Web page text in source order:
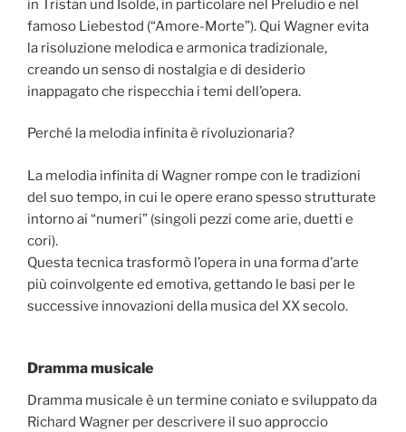
in Tristan und Isolde, in particolare nel Preludio e nel
famoso Liebestod (“Amore-Morte”). Qui Wagner evita
la risoluzione melodica e armonica tradizionale,
creando un senso di nostalgia e di desiderio
inappagato che rispecchia i temi dell’opera.
Perché la melodia infinita è rivoluzionaria?
La melodia infinita di Wagner rompe con le tradizioni
del suo tempo, in cui le opere erano spesso strutturate
intorno ai “numeri” (singoli pezzi come arie, duetti e
cori).
Questa tecnica trasformò l’opera in una forma d’arte
più coinvolgente ed emotiva, gettando le basi per le
successive innovazioni della musica del XX secolo.
Dramma musicale
Dramma musicale è un termine coniato e sviluppato da
Richard Wagner per descrivere il suo approccio